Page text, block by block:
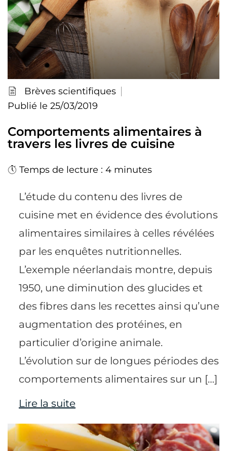
Brèves scientifiques
Publié le 25/03/2019
Comportements alimentaires à
travers les livres de cuisine
Temps de lecture : 4 minutes
L’étude du contenu des livres de
cuisine met en évidence des évolutions
alimentaires similaires à celles révélées
par les enquêtes nutritionnelles.
L’exemple néerlandais montre, depuis
1950, une diminution des glucides et
des fibres dans les recettes ainsi qu’une
augmentation des protéines, en
particulier d’origine animale.
L’évolution sur de longues périodes des
comportements alimentaires sur un […]
Lire la suite